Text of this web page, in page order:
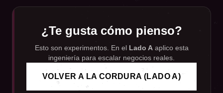
¿Te gusta cómo pienso?
Esto son experimentos. En el Lado Aaplico esta
ingeniería para escalar negocios reales.
VOLVER A LA CORDURA (LADO A)